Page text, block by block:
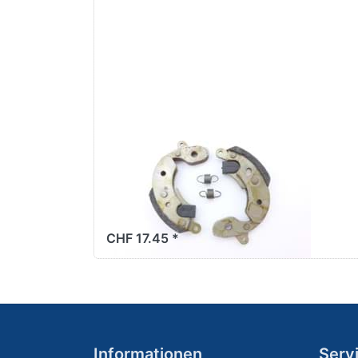
Starterbacken
Ciao/SI Mono,
Original (Set à 2
Stück)
CHF 17.45 *